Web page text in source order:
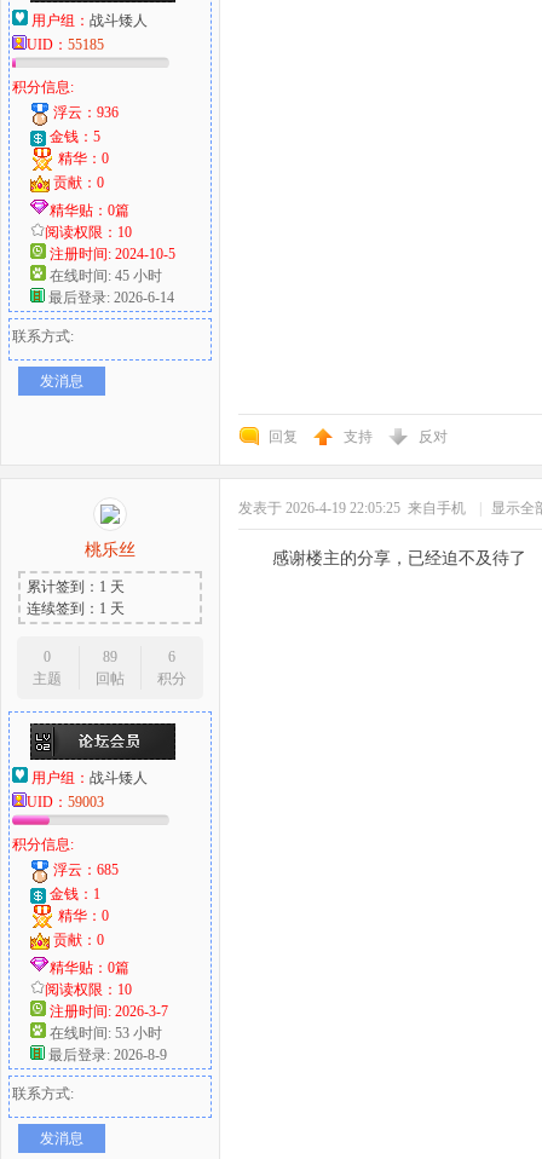
用户组： 战斗矮人
UID： 55185
积分信息:
浮云：936
金钱：5
精华：0
贡献：0
精华贴：0篇
阅读权限：10
注册时间: 2024-10-5
在线时间: 45 小时
最后登录: 2026-6-14
联系方式:
发消息
回复 支持 反对
桃乐丝
累计签到：1 天
连续签到：1 天
0
主题
89
回帖
6
积分
用户组： 战斗矮人
UID： 59003
积分信息:
浮云：685
金钱：1
精华：0
贡献：0
精华贴：0篇
阅读权限：10
注册时间: 2026-3-7
在线时间: 53 小时
最后登录: 2026-8-9
联系方式:
发消息
发表于 2026-4-19 22:05:25 来自手机 显示全
感谢楼主的分享，已经迫不及待了